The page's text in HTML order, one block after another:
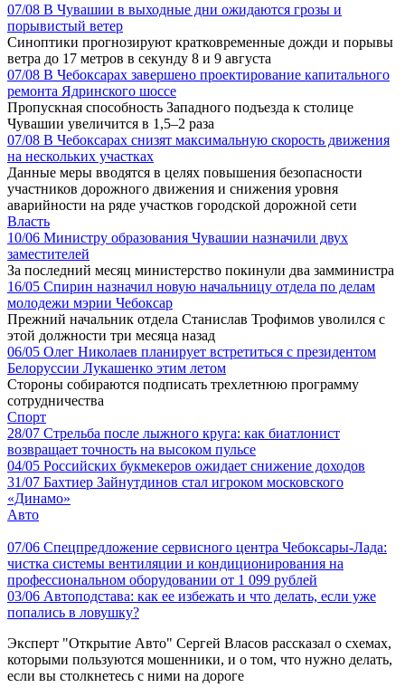
07/08 В Чувашии в выходные дни ожидаются грозы и
порывистый ветер
Синоптики прогнозируют кратковременные дожди и порывы
ветра до 17 метров в секунду 8 и 9 августа
07/08 В Чебоксарах завершено проектирование капитального
ремонта Ядринского шоссе
Пропускная способность Западного подъезда к столице
Чувашии увеличится в 1,5–2 раза
07/08 В Чебоксарах снизят максимальную скорость движения
на нескольких участках
Данные меры вводятся в целях повышения безопасности
участников дорожного движения и снижения уровня
аварийности на ряде участков городской дорожной сети
Власть
10/06 Министру образования Чувашии назначили двух
заместителей
За последний месяц министерство покинули два замминистра
16/05 Спирин назначил новую начальницу отдела по делам
молодежи мэрии Чебоксар
Прежний начальник отдела Станислав Трофимов уволился с
этой должности три месяца назад
06/05 Олег Николаев планирует встретиться с президентом
Белоруссии Лукашенко этим летом
Стороны собираются подписать трехлетнюю программу
сотрудничества
Спорт
28/07 Стрельба после лыжного круга: как биатлонист
возвращает точность на высоком пульсе
04/05 Российских букмекеров ожидает снижение доходов
31/07 Бахтиер Зайнутдинов стал игроком московского
«Динамо»
Авто
07/06 Спецпредложение сервисного центра Чебоксары-Лада:
чистка системы вентиляции и кондиционирования на
профессиональном оборудовании от 1 099 рублей
03/06 Автоподстава: как ее избежать и что делать, если уже
попались в ловушку?
Эксперт "Открытие Авто" Сергей Власов рассказал о схемах,
которыми пользуются мошенники, и о том, что нужно делать,
если вы столкнетесь с ними на дороге